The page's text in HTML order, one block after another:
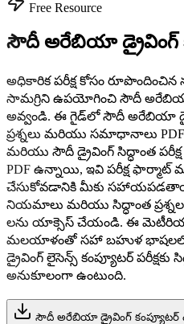
Free Resource
సౌదీ అరేబియా డ్రైవింగ్
అధికారిక పరీక్ష కోసం
సామగ్రిని ఉపయోగించి సౌదీ అరేబియా
అవ్వండి. ఈ గైడ్‌లో సౌదీ అరేబియా
ప్రశ్నలు మరియు సమాధానాలు PDF,
మరియు సౌదీ డ్రైవింగ్ సిద్ధాంత
PDF ఉన్నాయి, ఇవి పరీక్ష ఫార్మాట్
చేసుకోవడానికి మీకు
నియమాలు మరియు సిద్ధాంత ప్రశ్నలను
లను యాక్సెస్ చేయండి. ఈ
మలయాళంతో సహా బహుళ భాషలలో
డ్రైవింగ్ లైసెన్స్ కంప్యూటర్ పరీక్షకు
అనుకూలంగా ఉంటుంది.
సౌదీ అరేబియా డ్రైవింగ్ కంప్యూటర్